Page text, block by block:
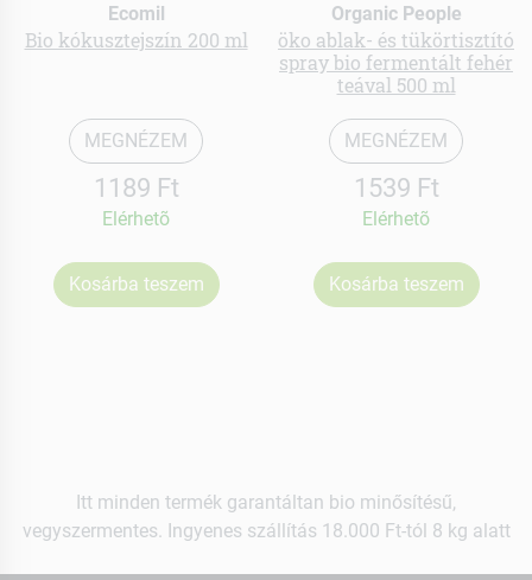
Ecomil
Bio kókusztejszín 200 ml
MEGNÉZEM
1189 Ft
Elérhetõ
Kosárba teszem
Organic People
öko ablak- és tükörtisztító
spray bio fermentált fehér
teával 500 ml
MEGNÉZEM
1539 Ft
Elérhetõ
Kosárba teszem
Itt minden termék garantáltan bio minősítésű,
vegyszermentes. Ingyenes szállítás 18.000 Ft-tól 8 kg alatt